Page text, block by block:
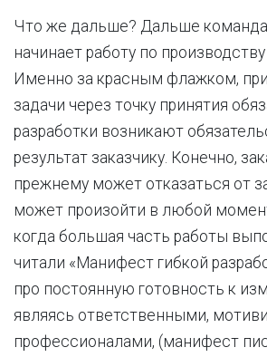
Что же дальше? Дальше команда
начинает работу по
Именно за красным флажком,
задачи через точку принятия
разработки возникают
результат заказчику. Конечно,
прежнему может отказаться от
может произойти в любой
когда большая часть работы
читали «Манифест гибкой
про постоянную готовность к
являясь ответственными,
профессионалами, (манифест